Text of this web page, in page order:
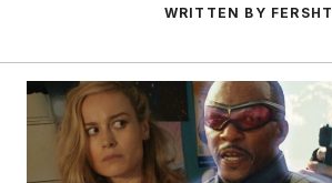
WRITTEN BY FERSHT